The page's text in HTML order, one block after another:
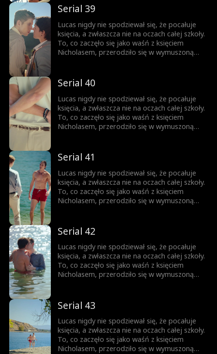
spojrzenie, każde dotknięcie dłoni zbliża ich
do siebie. Ale Nicholas jest rozdarty między
królewskim obowiązkiem a rosnącym
uczuciem do chłopca, którego kiedyś nazywał
wrogiem. Obaj boją się wyznać prawdę... Aż
do momentu, gdy nie da się jej już dłużej
Serial 39
Lucas nigdy nie spodziewał się, że pocałuje
księcia, a zwłaszcza nie na oczach całej szkoły.
To, co zaczęło się jako waśń z księciem
Nicholasem, przerodziło się w wymuszoną
spojrzenie, każde dotknięcie dłoni zbliża ich
do siebie. Ale Nicholas jest rozdarty między
królewskim obowiązkiem a rosnącym
uczuciem do chłopca, którego kiedyś nazywał
wrogiem. Obaj boją się wyznać prawdę... Aż
do momentu, gdy nie da się jej już dłużej
Serial 40
Lucas nigdy nie spodziewał się, że pocałuje
księcia, a zwłaszcza nie na oczach całej szkoły.
To, co zaczęło się jako waśń z księciem
Nicholasem, przerodziło się w wymuszoną
spojrzenie, każde dotknięcie dłoni zbliża ich
do siebie. Ale Nicholas jest rozdarty między
królewskim obowiązkiem a rosnącym
uczuciem do chłopca, którego kiedyś nazywał
wrogiem. Obaj boją się wyznać prawdę... Aż
do momentu, gdy nie da się jej już dłużej
Serial 41
Lucas nigdy nie spodziewał się, że pocałuje
księcia, a zwłaszcza nie na oczach całej szkoły.
To, co zaczęło się jako waśń z księciem
Nicholasem, przerodziło się w wymuszoną
spojrzenie, każde dotknięcie dłoni zbliża ich
do siebie. Ale Nicholas jest rozdarty między
królewskim obowiązkiem a rosnącym
uczuciem do chłopca, którego kiedyś nazywał
wrogiem. Obaj boją się wyznać prawdę... Aż
do momentu, gdy nie da się jej już dłużej
Serial 42
Lucas nigdy nie spodziewał się, że pocałuje
księcia, a zwłaszcza nie na oczach całej szkoły.
To, co zaczęło się jako waśń z księciem
Nicholasem, przerodziło się w wymuszoną
spojrzenie, każde dotknięcie dłoni zbliża ich
do siebie. Ale Nicholas jest rozdarty między
królewskim obowiązkiem a rosnącym
uczuciem do chłopca, którego kiedyś nazywał
wrogiem. Obaj boją się wyznać prawdę... Aż
do momentu, gdy nie da się jej już dłużej
Serial 43
Lucas nigdy nie spodziewał się, że pocałuje
księcia, a zwłaszcza nie na oczach całej szkoły.
To, co zaczęło się jako waśń z księciem
Nicholasem, przerodziło się w wymuszoną